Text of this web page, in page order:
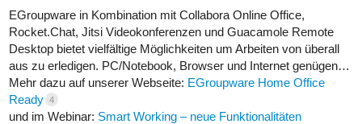
EGroupware in Kombination mit Collabora Online Office,
Rocket.Chat, Jitsi Videokonferenzen und Guacamole Remote
Desktop bietet vielfältige Möglichkeiten um Arbeiten von überall
aus zu erledigen. PC/Notebook, Browser und Internet genügen…
Mehr dazu auf unserer Webseite: EGroupware Home Office
Ready 4
und im Webinar: Smart Working – neue Funktionalitäten